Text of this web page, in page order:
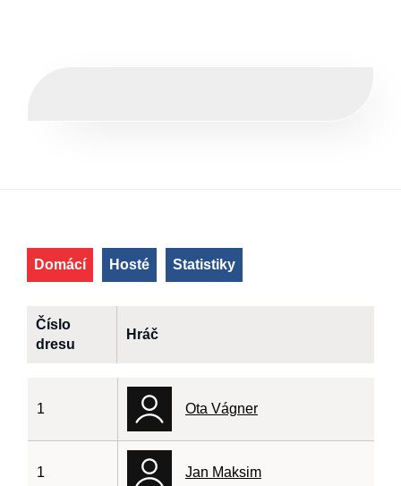
Domácí Hosté Statistiky
Číslo
dresu
Hráč
1 Ota Vágner
1 Jan Maksim